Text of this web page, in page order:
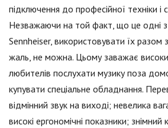
підключення до професійної техніки
Незважаючи на той факт, що це одні
Sennheiser, використовувати їх разом
жаль, не можна. Цьому заважає
любителів послухати музику поза
купувати спеціальне обладнання.
відмінний звук на виході; невелика
високі ергономічні показники;